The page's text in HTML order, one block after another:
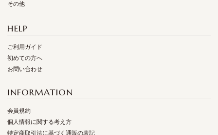
その他
HELP
ご利用ガイド
初めての方へ
お問い合わせ
INFORMATION
会員規約
個人情報に関する考え方
特定商取引法に基づく通販の表記